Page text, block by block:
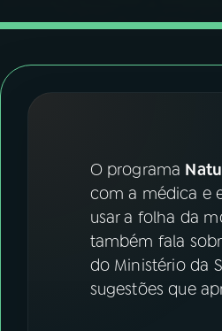
ACOMPANHE A RÁDIO NACIONAL
YouTube
Instagram X
O programa
com a médica e
usar a folha da
também fala
do Ministério da
sugestões que